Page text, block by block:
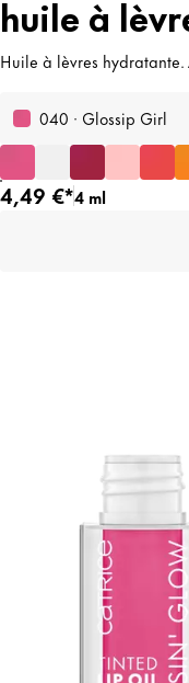
huile à
Huile à lèvres
040 · Glossip Girl
4,49 €*4 ml